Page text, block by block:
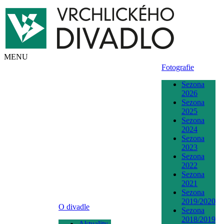
MENU
O divadle
Fotografie
Sezona
2026
Sezona
2025
Sezona
2024
Sezona
2023
Sezona
2022
Sezona
2021
Sezona
2019/2020
Sezona
2018/2019